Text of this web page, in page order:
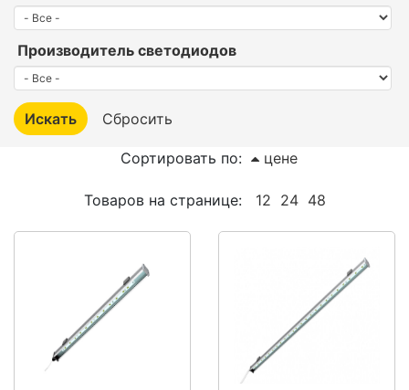
Производитель светодиодов
Сортировать по: цене
Товаров на странице: 12 24 48